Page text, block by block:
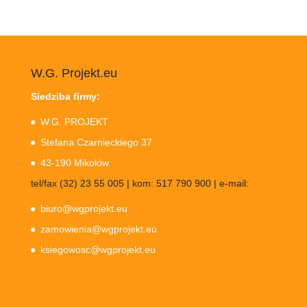
W.G. Projekt.eu
Siedziba firmy:
W.G. PROJEKT
Stefana Czarnieckiego 37
43-190 Mikołów
tel/fax (32) 23 55 005 | kom: 517 790 900 | e-mail:
biuro@wgprojekt.eu
zamowienia@wgprojekt.eu
ksiegowosc@wgprojekt.eu